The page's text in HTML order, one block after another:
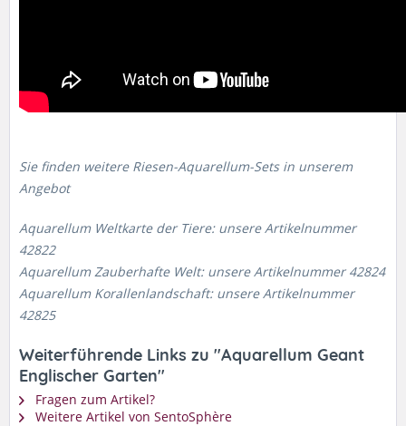
Sie finden weitere Riesen-Aquarellum-Sets in unserem
Angebot
Aquarellum Weltkarte der Tiere: unsere Artikelnummer
42822
Aquarellum Zauberhafte Welt: unsere Artikelnummer 42824
Aquarellum Korallenlandschaft: unsere Artikelnummer
42825
Weiterführende Links zu "Aquarellum Geant
Englischer Garten"
Fragen zum Artikel?
Weitere Artikel von SentoSphère